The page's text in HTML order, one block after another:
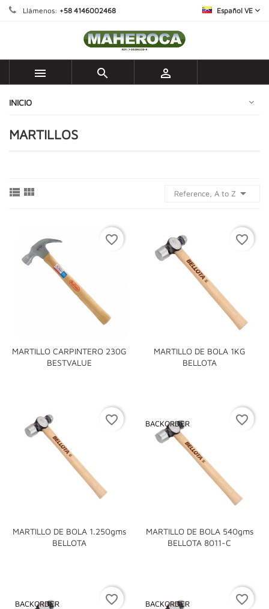
Llámenos: +58 4146002468 Español VE
  
INICIO
MARTILLOS
  Reference, A to Z 
MARTILLO CARPINTERO 230G
BESTVALUE
favorite_border
MARTILLO DE BOLA 1KG
BELLOTA
favorite_border
MARTILLO DE BOLA 1.250gms
BELLOTA
favorite_border
MARTILLO DE BOLA 540gms
BELLOTA 8011-C
BACKORDER favorite_border
BACKORDER favorite_border BACKORDER favorite_border